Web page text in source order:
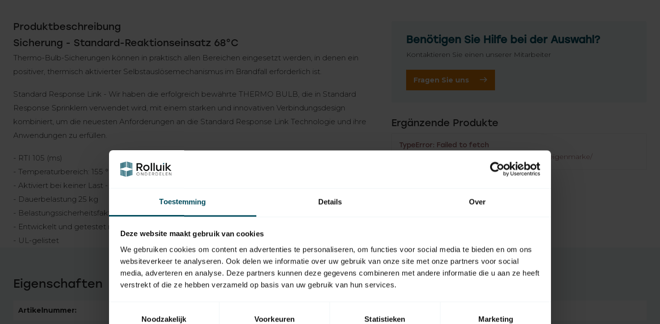
Toestemming Details Over
Deze website maakt gebruik van cookies
We gebruiken cookies om content en advertenties te personaliseren, om functies voor social media te bieden en om ons
websiteverkeer te analyseren. Ook delen we informatie over uw gebruik van onze site met onze partners voor social
media, adverteren en analyse. Deze partners kunnen deze gegevens combineren met andere informatie die u aan ze heeft
verstrekt of die ze hebben verzameld op basis van uw gebruik van hun services.
Noodzakelijk
Voorkeuren Statistieken Marketing
Produktbeschreibung
Sicherung - Standard-Reaktionseinsatz 68°C
Thermo-Bulb-Sicherungen können in praktisch allen Bereichen eingesetzt werden, in denen ein
positiver, thermisch aktivierter Selbstauslösemechanismus im Brandfall erforderlich ist.
Standard Response Link - Wir haben die erfolgreich bewährte THERMO BULB, die in Standard
Response Sprinklern verwendet wird, mit einem starken und innovativen Verbindungsdesign
kombiniert, um die neuesten Anforderungen an die Standard Response Link Technologie und ihre
Anwendungen zu erfüllen.
- RTI 105 (ms)
- Temperaturbereich: 155 ° F (68 ° C)
- Aktiviert bei keiner Last - keine Mindestlast
- Dauerbelastung 25 kg
- Belastungssicherheitsfaktor 6
- Entwickelt und getestet nach UL 33
- UL-gelistet
Benötigen Sie Hilfe bei der Auswahl?
Kontaktieren Sie einen unserer Mitarbeiter
Fragen Sie uns
Ergänzende Produkte
TypeError: Failed to fetch
https://www.rolluikonderdelen.nl/de/marken/eigenmarke/
Eigenschaften
Artikelnummer: